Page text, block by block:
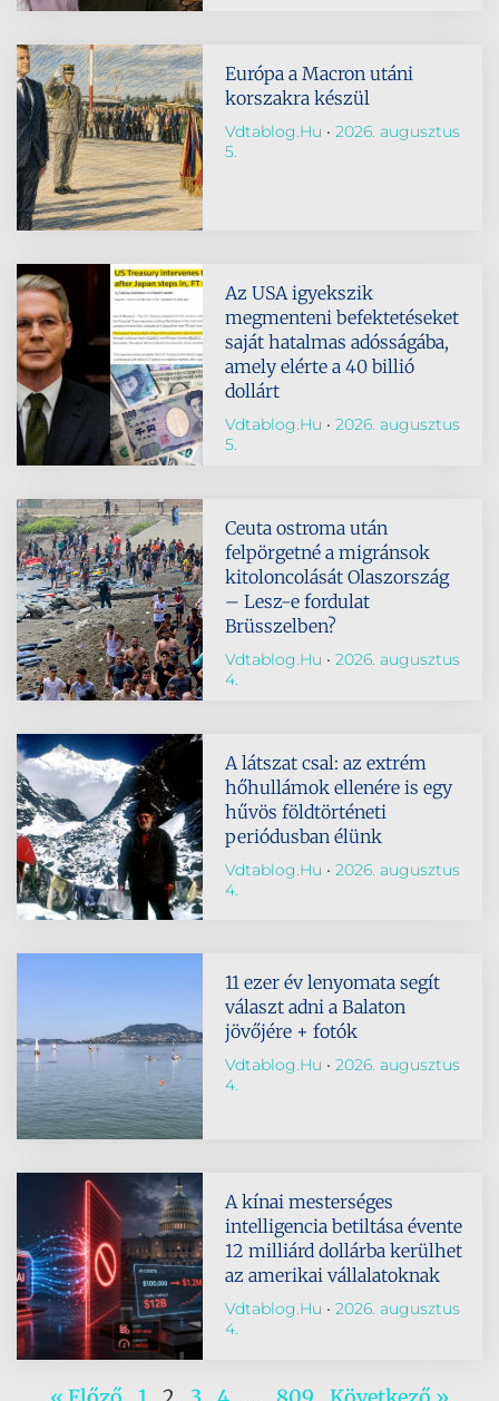
Európa a Macron utáni
korszakra készül
Vdtablog.hu
2026. augusztus
5.
Az USA igyekszik
megmenteni befektetéseket
saját hatalmas adósságába,
amely elérte a 40 billió
dollárt
Vdtablog.hu
2026. augusztus
5.
Ceuta ostroma után
felpörgetné a migránsok
kitoloncolását Olaszország
– Lesz-e fordulat
Brüsszelben?
Vdtablog.hu
2026. augusztus
4.
A látszat csal: az extrém
hőhullámok ellenére is egy
hűvös földtörténeti
periódusban élünk
Vdtablog.hu
2026. augusztus
4.
11 ezer év lenyomata segít
választ adni a Balaton
jövőjére + fotók
Vdtablog.hu
2026. augusztus
4.
A kínai mesterséges
intelligencia betiltása évente
12 milliárd dollárba kerülhet
az amerikai vállalatoknak
Vdtablog.hu
2026. augusztus
4.